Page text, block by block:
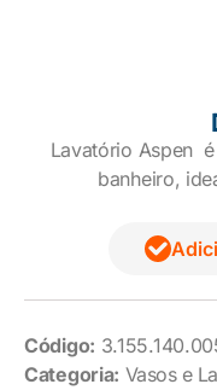
Lavatório Aspen
banheiro,
Código:
Categoria: Vasos e